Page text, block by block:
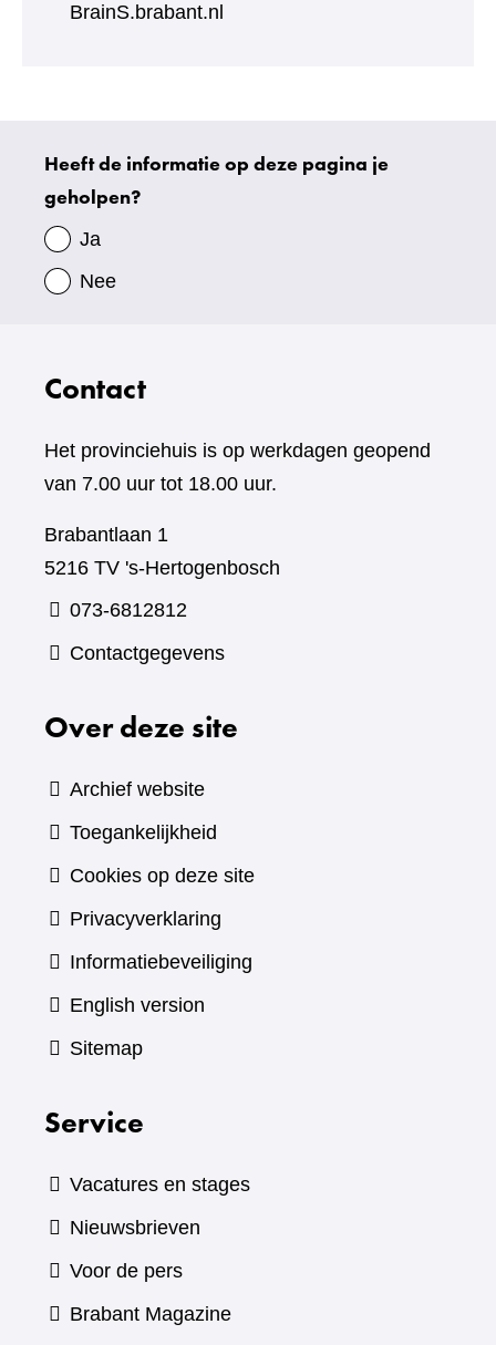
BrainS.brabant.nl
Uw
gegevens
Heeft de informatie op deze pagina je
geholpen?
Ja
Nee
Contact
Het provinciehuis is op werkdagen geopend
van 7.00 uur tot 18.00 uur.
Brabantlaan 1
5216 TV 's-Hertogenbosch
073-6812812
Contactgegevens
Over deze site
Archief website
Toegankelijkheid
Cookies op deze site
Privacyverklaring
Informatiebeveiliging
English version
Sitemap
Service
Vacatures en stages
Nieuwsbrieven
Voor de pers
Brabant Magazine(verwijst